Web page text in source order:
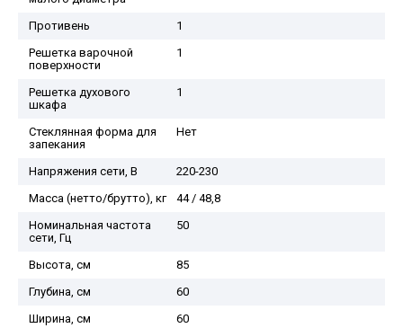
Противень
1
Решетка варочной
поверхности
1
Решетка духового
шкафа
1
Стеклянная форма для
запекания
Нет
Напряжения сети, В
220-230
Масса (нетто/брутто), кг
44 / 48,8
Номинальная частота
сети, Гц
50
Высота, см
85
Глубина, см
60
Ширина, см
60